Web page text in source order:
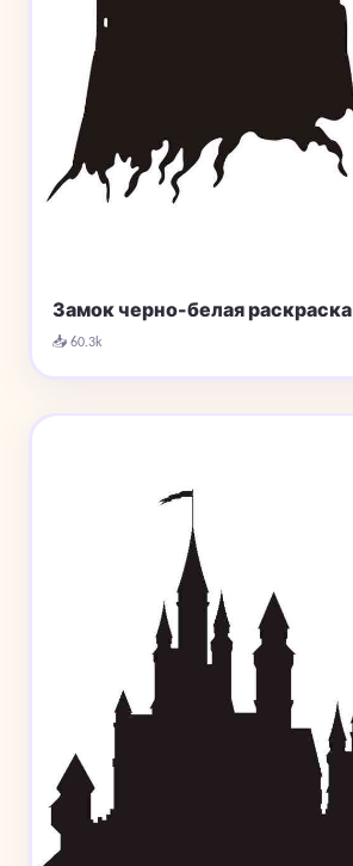
Замок черно-белая раскраска
📥 60.3k